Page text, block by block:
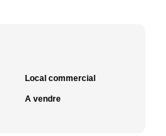
Local commercial
A vendre